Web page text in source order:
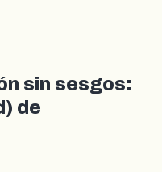
sin sesgos:
de